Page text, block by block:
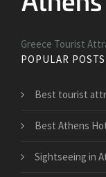
Greece Tourist
POPULAR POSTS
Best tourist
Best Athens
Sightseeing in